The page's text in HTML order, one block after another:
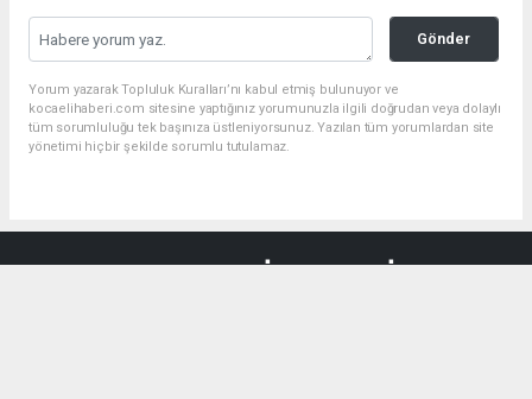
Gönder
Yorum yazarak Topluluk Kuralları’nı kabul etmiş bulunuyor ve
kocaelihaberi.com sitesine yaptığınız yorumunuzla ilgili doğrudan veya dolaylı
tüm sorumluluğu tek başınıza üstleniyorsunuz. Yazılan tüm yorumlardan site
yönetimi hiçbir şekilde sorumlu tutulamaz.